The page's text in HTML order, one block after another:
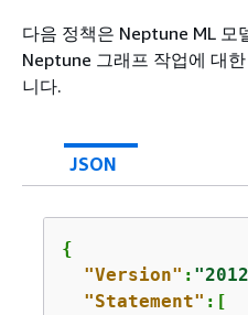
다음 정책은 Neptune ML 모
Neptune 그래프 작업에 대
니다.
JSON
{
"Version" :
"Statement" :[